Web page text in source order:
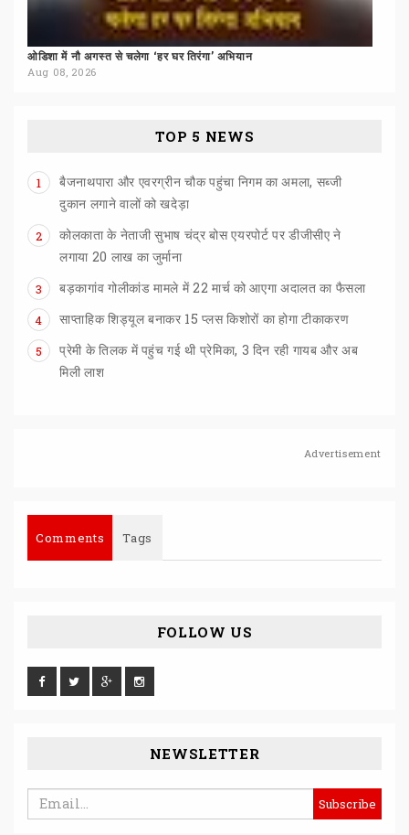
ओडिशा में नौ अगस्त से चलेगा ‘हर घर तिरंगा’ अभियान
Aug 08, 2026
TOP 5 NEWS
1
बैजनाथपारा और एवरग्रीन चौक पहुंचा निगम का अमला, सब्जी
दुकान लगाने वालों को खदेड़ा
2
कोलकाता के नेताजी सुभाष चंद्र बोस एयरपोर्ट पर डीजीसीए ने
लगाया 20 लाख का जुर्माना
3 बड़कागांव गोलीकांड मामले में22 मार्च कोआएगाअदालत का फैसला
4 साप्ताहिकशिड्यूलबनाकर 15 प्लसकिशोरों काहोगाटीकाकरण
5
प्रेमी के तिलक में पहुंच गई थी प्रेमिका, 3 दिन रही गायब और अब
मिली लाश
Advertisement
Comments Tags
FOLLOW US
NEWSLETTER